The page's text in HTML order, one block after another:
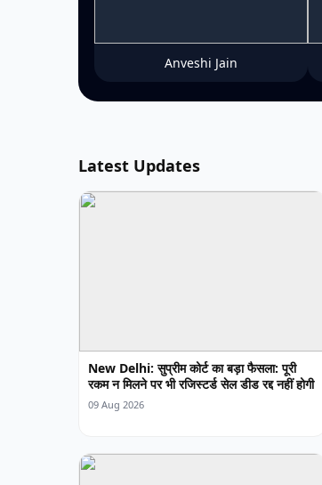
Anveshi Jain
Latest Updates
New Delhi: सुप्रीम कोर्ट का बड़ा फैसला: पूरी
रकम न मिलने पर भी रजिस्टर्ड सेल डीड रद्द नहीं होगी
09 Aug 2026